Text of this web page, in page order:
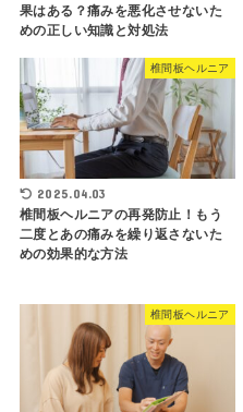
果はある？痛みを悪化させないた
めの正しい知識と対処法
椎間板ヘルニア
2025.04.03
椎間板ヘルニアの再発防止！もう
二度とあの痛みを繰り返さないた
めの効果的な方法
椎間板ヘルニア